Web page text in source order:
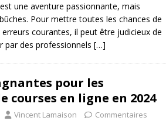
une aventure passionnante, mais
Pour mettre toutes les chances de
courantes, il peut être judicieux de
par des professionnels […]
pour les
courses en ligne en 2024
Vincent Lamaison
Commentaires